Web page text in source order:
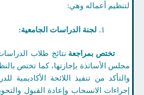
أعماله وهي:
لجنة الدراسات الجامعية:
بمراجعةنتائج طلاب الدراسات
الأساتذة بإجازتها، كما تختص بالنظر في
من تنفيذ اللائحة الأكاديمية
الانسحاب وإعادة القبول والتحويل،